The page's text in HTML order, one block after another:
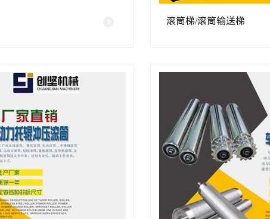
滚筒梯/滚筒输送梯